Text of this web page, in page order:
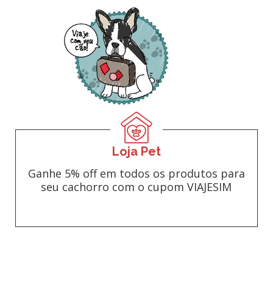
Loja Pet
Ganhe 5% off em todos os produtos para
seu cachorro com o cupom VIAJESIM